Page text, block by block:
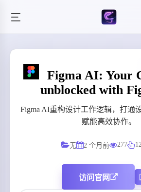
Figma AI: Your
unblocked with
Figma AI重构设计工作逻辑，打通
赋能高效协作。
无 2 个月前 277
访问官网